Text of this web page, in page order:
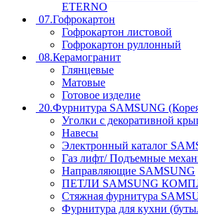
ETERNO
07.Гофрокартон
Гофрокартон листовой
Гофрокартон руллонный
08.Керамогранит
Глянцевые
Матовые
Готовое изделие
20.Фурнитура SAMSUNG
Уголки с декоративной
Навесы
Электронный каталог
Газ лифт/ Подъемные
Направляющие SAMSUNG
ПЕТЛИ SAMSUNG
Стяжная фурнитура
Фурнитура для кухни